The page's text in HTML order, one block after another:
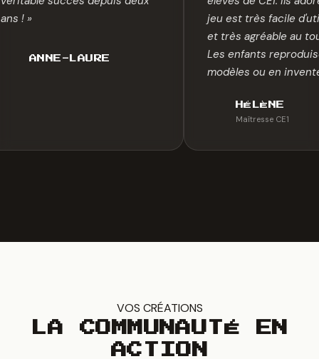
ans ! »
ANNE-LAURE
jeu est très facile
et très agréable au
Les enfants
modèles ou en
HÉLÈNE
Maîtresse CE1
VOS CRÉATIONS
LA COMMUNAUTÉ EN
ACTION